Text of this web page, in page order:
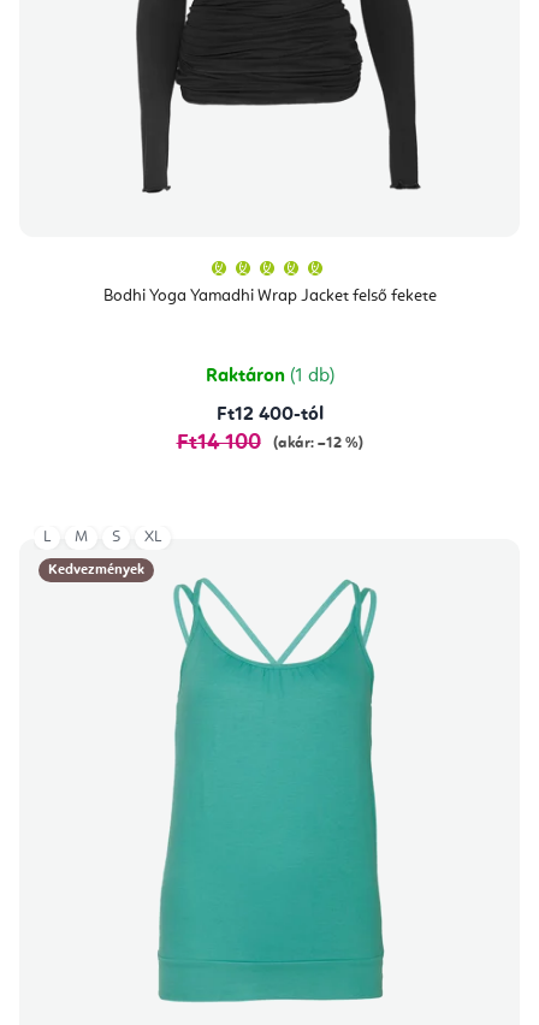
Bodhi Yoga Yamadhi Wrap Jacket felső fekete
átlagos
értékelése
csillag.
Raktáron (1 db)
Ft12 400-tól
Ft14 100 (akár: –12 %)
Kedvezmények
L M S XL